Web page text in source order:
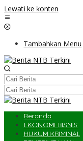
Lewati ke konten
Tambahkan Menu
Beranda
EKONOMI BISNIS
HUKUM KRIMINAL